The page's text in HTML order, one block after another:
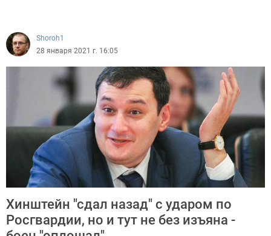
Shoroh1
28 января 2021 г. 16:05
Хинштейн "сдал назад" с ударом по
Росгвардии, но и тут не без изъяна -